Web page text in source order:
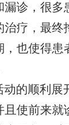
漏诊，很多
治疗，最终
，也使得患
动的顺利展
且使前来就